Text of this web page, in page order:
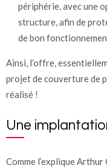
périphérie, avec une
structure, afin de
de bon
Ainsi, l’offre,
projet de couverture de
réalisé !
Une
Comme l’explique